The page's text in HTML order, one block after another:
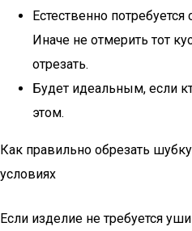
Естественно
Иначе не отмерить тот
отрезать.
Будет идеальным, если
этом.
Как правильно обрезать
условиях
Если изделие не требуется